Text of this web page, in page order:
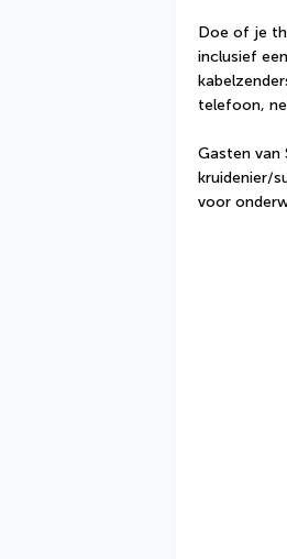
Doe of je
inclusief
telefoon,
Gasten van
kruidenier/
voor